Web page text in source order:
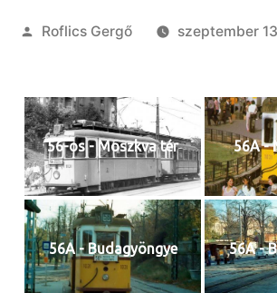
Szerző:
Roflics Gergő szeptember
56-os - Moszkva tér 56A -
56A - Budagyöngye 56A -